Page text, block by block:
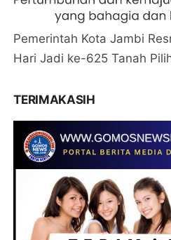
Pemerintah Kota Jambi
Hari Jadi ke-625 Tanah
TERIMAKASIH